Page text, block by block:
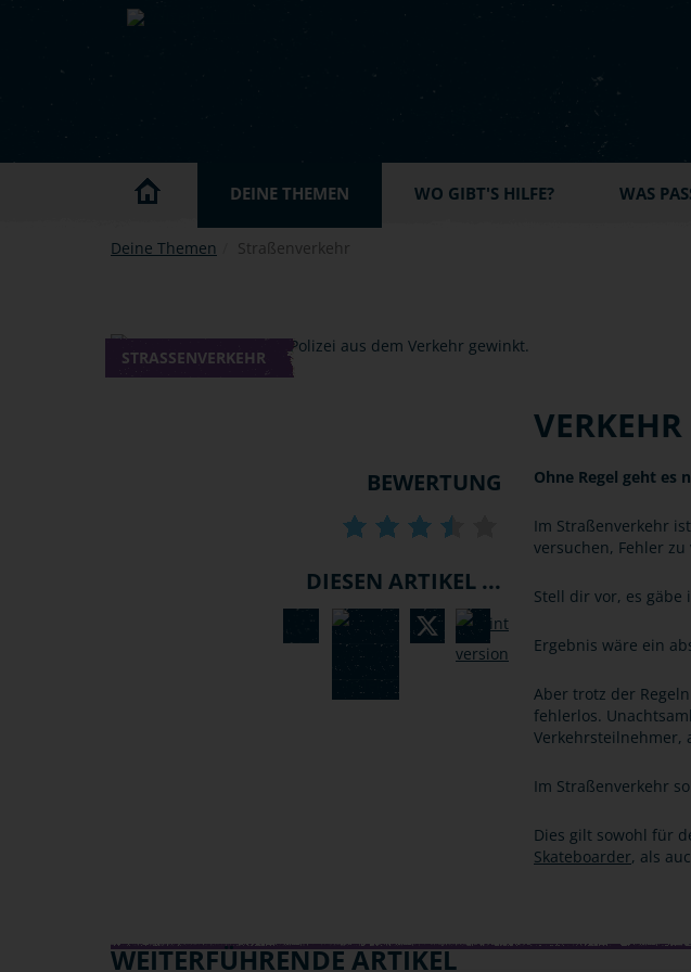
Skip to main content
DEINE THEMEN WO GIBT'S HILFE? WAS
Deine Themen Straßenverkehr
STRASSENVERKEHR
VERKEHR
Ohne Regel geht es
Im Straßenverkehr
versuchen, Fehler
Stell dir vor, es
Ergebnis wäre ein
Aber trotz der
fehlerlos.
Verkehrsteilnehmer,
Im Straßenverkehr
Dies gilt sowohl für
Skateboarder, als
BEWERTUNG
DIESEN ARTIKEL ...
WEITERFÜHRENDE ARTIKEL